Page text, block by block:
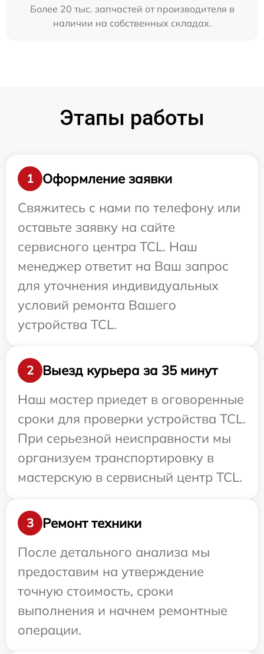
Более 20 тыс. запчастей от производителя в
наличии на собственных складах.
Этапы работы
1
Оформление заявки
Свяжитесь с нами по телефону или
оставьте заявку на сайте
сервисного центра TCL. Наш
менеджер ответит на Ваш запрос
для уточнения индивидуальных
условий ремонта Вашего
устройства TCL.
2
Выезд курьера за 35 минут
Наш мастер приедет в оговоренные
сроки для проверки устройства TCL.
При серьезной неисправности мы
организуем транспортировку в
мастерскую в сервисный центр TCL.
3
Ремонт техники
После детального анализа мы
предоставим на утверждение
точную стоимость, сроки
выполнения и начнем ремонтные
операции.